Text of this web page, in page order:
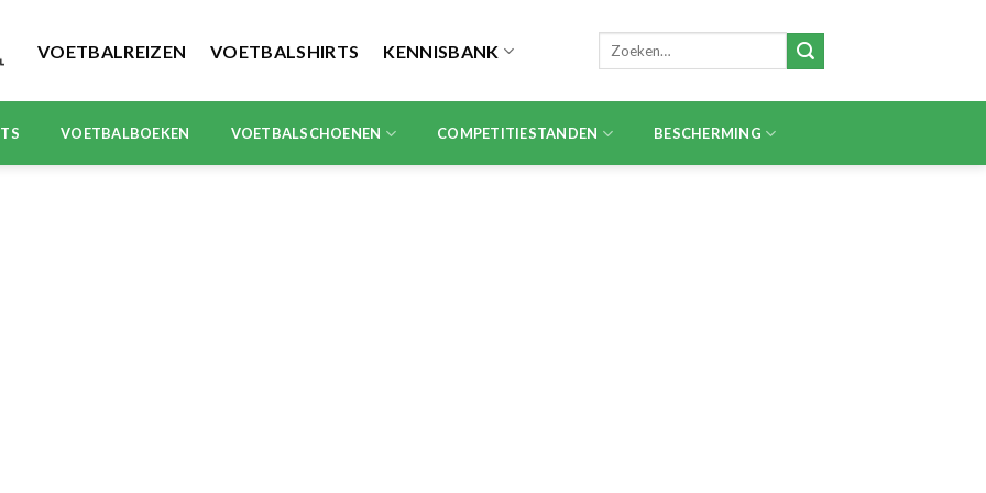
VOETBALREIZEN VOETBALSHIRTS KENNISBANK
Zoeken
VOETBALBOEKEN VOETBALSCHOENEN COMPETITIESTANDEN BESCHERMING